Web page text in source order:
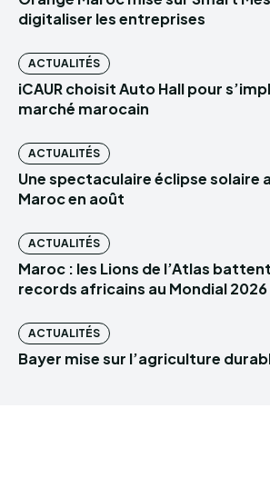
digitaliser les entreprises
ACTUALITÉS
iCAUR choisit Auto Hall pour
marché marocain
ACTUALITÉS
Une spectaculaire éclipse solaire
Maroc en août
ACTUALITÉS
Maroc : les Lions de l’Atlas
records africains au Mondial 2026
ACTUALITÉS
Bayer mise sur l’agriculture